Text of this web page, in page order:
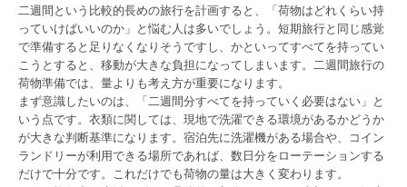
二週間という比較的長めの旅行を計画すると、「荷物はどれくらい持
っていけばいいのか」と悩む人は多いでしょう。短期旅行と同じ感覚
で準備すると足りなくなりそうですし、かといってすべてを持ってい
こうとすると、移動が大きな負担になってしまいます。二週間旅行の
荷物準備では、量よりも考え方が重要になります。
まず意識したいのは、「二週間分すべてを持っていく必要はない」と
いう点です。衣類に関しては、現地で洗濯できる環境があるかどうか
が大きな判断基準になります。宿泊先に洗濯機がある場合や、コイン
ランドリーが利用できる場所であれば、数日分をローテーションする
だけで十分です。これだけでも荷物の量は大きく変わります。